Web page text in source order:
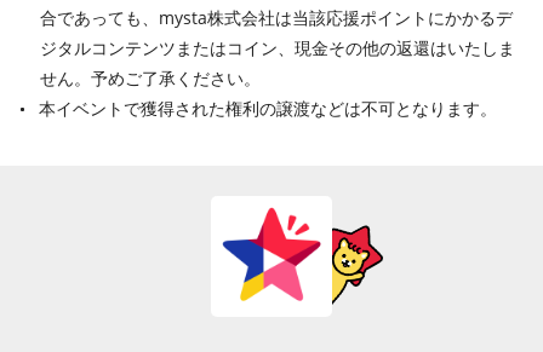
合であっても、mysta株式会社は当該応援ポイントにかかるデ
ジタルコンテンツまたはコイン、現金その他の返還はいたしま
せん。予めご了承ください。
本イベントで獲得された権利の譲渡などは不可となります。